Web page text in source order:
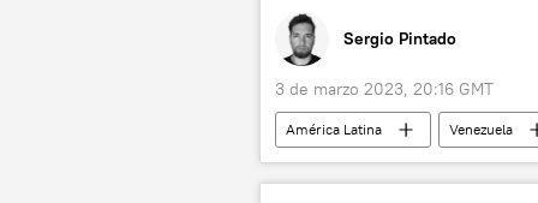
Sergio Pintado
3 de marzo 2023, 20:16 GMT
América Latina Venezuela
Área de Libre Comercio de las